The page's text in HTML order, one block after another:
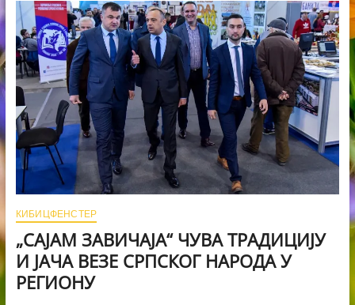
КИБИЦФЕНСТЕР
„САЈАМ ЗАВИЧАЈА“ ЧУВА ТРАДИЦИЈУ
И ЈАЧА ВЕЗЕ СРПСКОГ НАРОДА У
РЕГИОНУ